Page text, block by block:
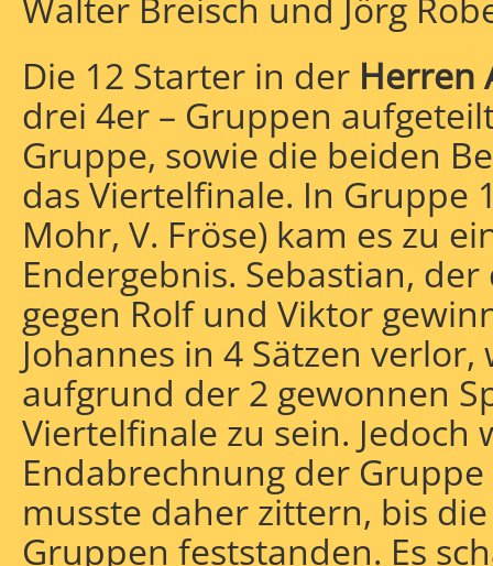
Die 12 Starter in der Herren
drei 4er – Gruppen
Gruppe, sowie die beiden
das Viertelfinale. In Gruppe
Mohr, V. Fröse) kam es zu
Endergebnis. Sebastian,
gegen Rolf und Viktor
Johannes in 4 Sätzen
aufgrund der 2 gewonnen
Viertelfinale zu sein. Jedoch
Endabrechnung der
musste daher zittern, bis
Gruppen feststanden. Es